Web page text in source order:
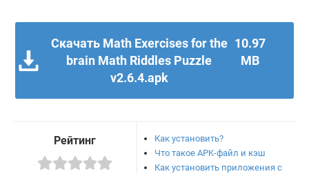
Скачать Math Exercises for the
brain Math Riddles Puzzle
v2.6.4.apk
10.97
MB
Рейтинг
Как установить?
Что такое APK-файл и кэш
Как установить приложения с